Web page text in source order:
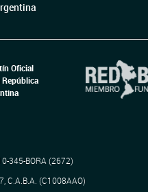
Oficial
República
345-BORA (2672)
C.A.B.A. (C1008AAO)